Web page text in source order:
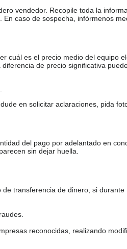
vendedor. Recopile toda la
caso de sospecha, infórmenos
cuál es el precio medio del equipo
de precio significativa
en solicitar aclaraciones, pida
del pago por adelantado en
sin dejar huella.
transferencia de dinero, si
reconocidas, realizando